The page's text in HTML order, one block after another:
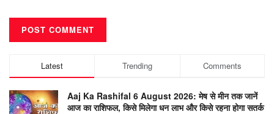
Latest Trending Comments
Aaj Ka Rashifal 6 August 2026: मेष से मीन तक जानें
आज का राशिफल, किसे मिलेगा धन लाभ और किसे रहना होगा सतर्क